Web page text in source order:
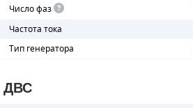
Число фаз
Частота тока
Тип генератора
ДВС